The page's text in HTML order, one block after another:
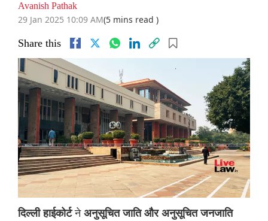
Avanish Pathak
29 Jan 2025 10:09 AM(5 mins read )
Share this
दिल्ली हाईकोर्टने अनुसूचित जाति और अनुसूचित जनजाति